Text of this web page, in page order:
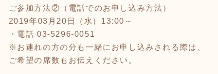
ご参加方法②（電話でのお申し込み方法）
2019年03月20日（水）13:00～
・電話 03-5296-0051
※お連れの方の分も一緒にお申し込みされる際は、
ご希望の席数もお伝えください。